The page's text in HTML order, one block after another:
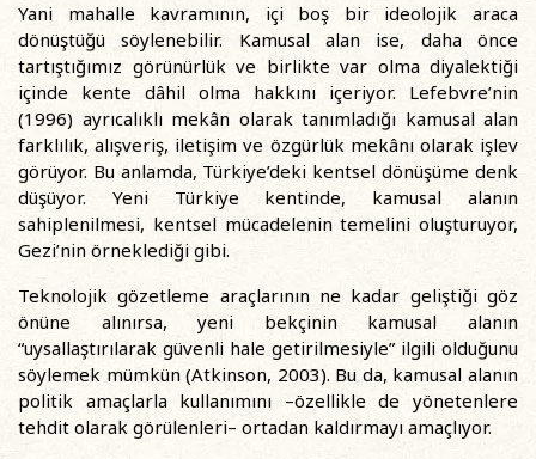
Yani mahalle kavramının, içi boş bir ideolojik araca
dönüştüğü söylenebilir. Kamusal alan ise, daha önce
tartıştığımız görünürlük ve birlikte var olma diyalektiği
içinde kente dâhil olma hakkını içeriyor. Lefebvre’nin
(1996) ayrıcalıklı mekân olarak tanımladığı kamusal alan
farklılık, alışveriş, iletişim ve özgürlük mekânı olarak işlev
görüyor. Bu anlamda, Türkiye’deki kentsel dönüşüme denk
düşüyor. Yeni Türkiye kentinde, kamusal alanın
sahiplenilmesi, kentsel mücadelenin temelini oluşturuyor,
Gezi’nin örneklediği gibi.
Teknolojik gözetleme araçlarının ne kadar geliştiği göz
önüne alınırsa, yeni bekçinin kamusal alanın
“uysallaştırılarak güvenli hale getirilmesiyle” ilgili olduğunu
söylemek mümkün (Atkinson, 2003). Bu da, kamusal alanın
politik amaçlarla kullanımını –özellikle de yönetenlere
tehdit olarak görülenleri– ortadan kaldırmayı amaçlıyor.